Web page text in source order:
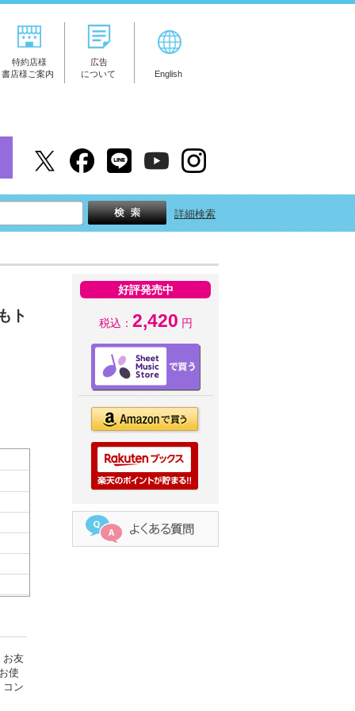
特約店様
書店様ご案内
広告
について
English
詳細検索
ト
お友
使
コン
好評発売中
税込： 2,420 円